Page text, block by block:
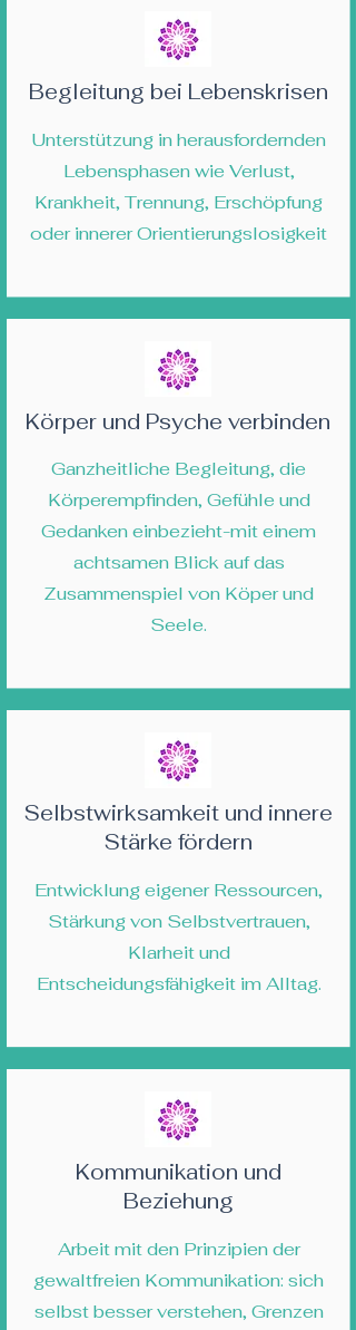
Begleitung bei Lebenskrisen
Unterstützung in herausfordernden
Lebensphasen wie Verlust,
Krankheit, Trennung, Erschöpfung
oder innerer Orientierungslosigkeit
Körper und Psyche verbinden
Ganzheitliche Begleitung, die
Körperempfinden, Gefühle und
Gedanken einbezieht-mit einem
achtsamen Blick auf das
Zusammenspiel von Köper und
Seele.
Selbstwirksamkeit und innere
Stärke fördern
Entwicklung eigener Ressourcen,
Stärkung von Selbstvertrauen,
Klarheit und
Entscheidungsfähigkeit im Alltag.
Kommunikation und
Beziehung
Arbeit mit den Prinzipien der
gewaltfreien Kommunikation: sich
selbst besser verstehen, Grenzen